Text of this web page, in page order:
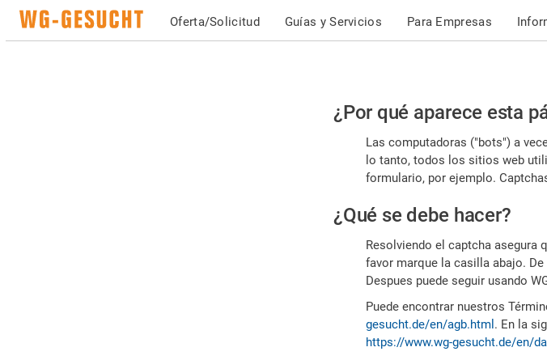
Oferta/Solicitud Guías y Servicios Para Empresas
Por
favor,
confirme
es
humano
¿Por qué aparece esta
Las computadoras ("bots") a
lo tanto, todos los sitios web
formulario, por ejemplo.
¿Qué se debe hacer?
Resolviendo el captcha
favor marque la casilla abajo.
Despues puede seguir usando
Puede encontrar nuestros
gesucht.de/en/agb.html . En la
https://www.wg-gesucht.de/en/